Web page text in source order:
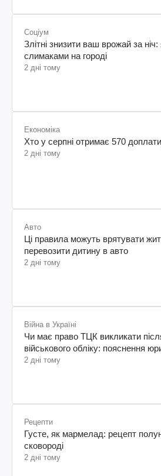
Соціум
Злітні знизити ваш врожай за ніч:
слимаками на городі
2 дні тому
Економіка
Хто у серпні отримає 570 доплати
2 дні тому
Авто
Ці правила можуть врятувати
перевозити дитину в авто
2 дні тому
Війна в Україні
Чи має право ТЦК викликати
військового обліку: пояснення
2 дні тому
Рецепти
Густе, як мармелад: рецепт
сковороді
2 дні тому